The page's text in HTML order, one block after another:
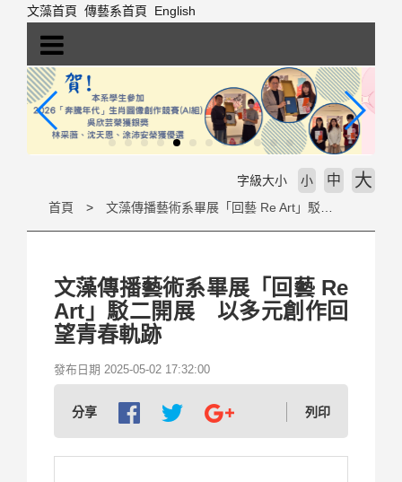
文藻首頁 傳藝系首頁 English
首頁
字級大小 小 中 大
文藻傳播藝術系畢展「回藝 Re
Art」駁二開展 以多元創作回
望青春軌跡
發布日期 2025-05-02 17:32:00
分享 列印